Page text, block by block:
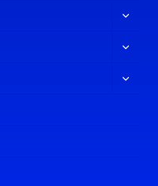
hijo
hijo